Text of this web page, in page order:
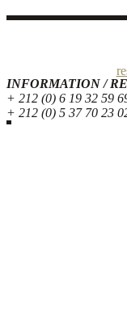
INFORMATION /
+ 212 (0) 6 19 32 59
+ 212 (0) 5 37 70 23